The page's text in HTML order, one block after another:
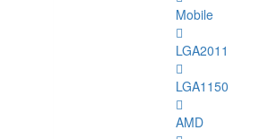
Mobile
LGA2011
LGA1150
AMD